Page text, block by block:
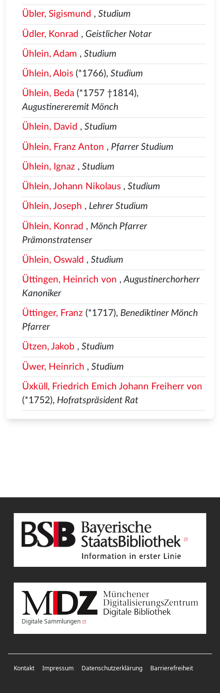
Übler, Sigismund , Studium
Üdler, Konrad , Geistlicher Notar
Ühlein, Adam , Studium
Ühlein, Alois(*1766), Studium
Ühlein, Beda(*1757 †1814),
Augustinereremit Mönch
Ühlein, David , Studium
Ühlein, Franz Anton , Pfarrer Studium
Ühlein, Ignaz , Studium
Ühlein, Johann Nikolaus, Studium
Ühlein, Joseph , Lehrer Studium
Ühlein, Konrad , Mönch Pfarrer
Prämonstratenser
Ühlein, Oswald , Studium
Üttingen, Heinrich von ,Augustinerchorherr
Kanoniker
Üttinger, Franz (*1717), Benediktiner Mönch
Pfarrer
Ützen, Jakob , Studium
Üwer, Heinrich , Studium
Üxküll, Friedrich Emich Johann Freiherr von
(*1752), Hofratspräsident Rat
Digitale Sammlungen
Kontakt Impressum Datenschutzerklärung Barrierefreiheit